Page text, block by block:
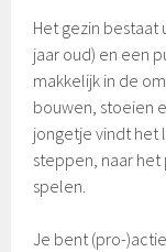
Het gezin bestaat
jaar oud) en een
makkelijk in de
bouwen, stoeien
jongetje vindt het
steppen, naar het
spelen.
Je bent (pro-